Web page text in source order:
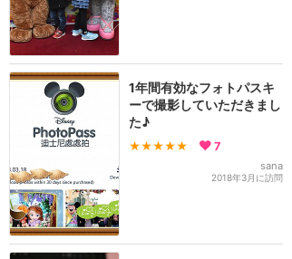
1年間有効なフォトパスキ
ーで撮影していただきまし
た♪
★★★★★ 7
sana
2018年3月に訪問